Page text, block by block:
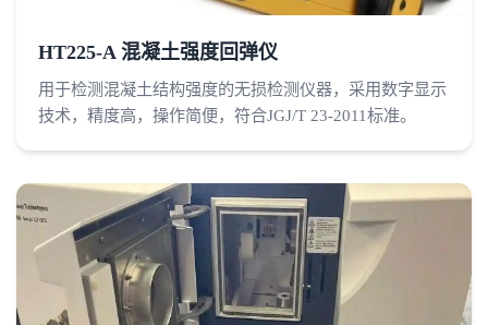
HT225-A 混凝土强度回弹仪
用于检测混凝土结构强度的无损检测仪器，采用数字显示
技术，精度高，操作简便，符合JGJ/T 23-2011标准。